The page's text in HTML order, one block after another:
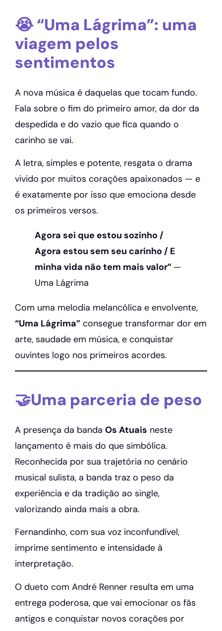
😭 “Uma Lágrima”: uma
viagem pelos
sentimentos
A nova música é daquelas que tocam fundo.
Fala sobre o fim do primeiro amor, da dor da
despedida e do vazio que fica quando o
carinho se vai.
A letra, simples e potente, resgata o drama
vivido por muitos corações apaixonados — e
é exatamente por isso que emociona desde
os primeiros versos.
Agora sei que estou sozinho /
Agora estou sem seu carinho / E
minha vida não tem mais valor” —
Uma Lágrima
Com uma melodia melancólica e envolvente,
“Uma Lágrima” consegue transformar dor em
arte, saudade em música, e conquistar
ouvintes logo nos primeiros acordes.
🤝Uma parceria de peso
A presença da banda Os Atuais neste
lançamento é mais do que simbólica.
Reconhecida por sua trajetória no cenário
musical sulista, a banda traz o peso da
experiência e da tradição ao single,
valorizando ainda mais a obra.
Fernandinho, com sua voz inconfundível,
imprime sentimento e intensidade à
interpretação.
O dueto com André Renner resulta em uma
entrega poderosa, que vai emocionar os fãs
antigos e conquistar novos corações por